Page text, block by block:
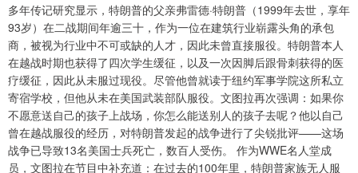
多年传记研究显示，特朗普的父亲弗雷德·特朗普（1999年去世，享年
93岁）在二战期间年逾三十，作为一位在建筑行业崭露头角的承包
商，被视为行业中不可或缺的人才，因此未曾直接服役。特朗普本人
在越战时期也获得了四次学生缓征，以及一次因脚后跟骨刺获得的医
疗缓征，因此从未服过现役。尽管他曾就读于纽约军事学院这所私立
寄宿学校，但他从未在美国武装部队服役。文图拉再次强调：如果你
不愿意送自己的孩子上战场，你怎么能送别人的孩子去呢？他以自己
曾在越战服役的经历，对特朗普发起的战争进行了尖锐批评——这场
战争已导致13名美国士兵死亡，数百人受伤。 作为WWE名人堂成
员，文图拉在节目中补充道：在过去的100年里，特朗普家族无人服